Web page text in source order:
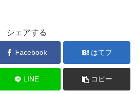
シェアする
Facebook はてブ
LINE コピー